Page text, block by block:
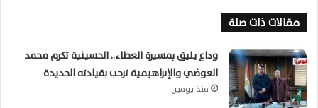
مقالات ذات صلة
وداع يليق بمسيرة العطاء.. الحسينية تكرم محمد
العوضي والإبراهيمية ترحب بقيادته الجديدة
منذ يومين